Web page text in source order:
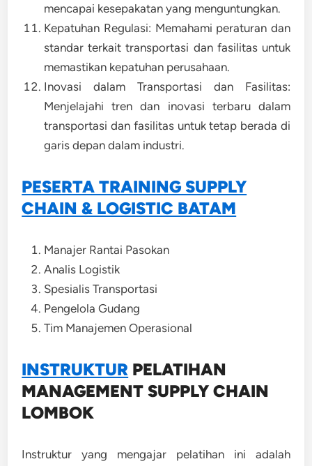
mencapai kesepakatan yang menguntungkan.
Kepatuhan Regulasi: Memahami peraturan dan
standar terkait transportasi dan fasilitas untuk
memastikan kepatuhan perusahaan.
Inovasi dalam Transportasi dan Fasilitas:
Menjelajahi tren dan inovasi terbaru dalam
transportasi dan fasilitas untuk tetap berada di
garis depan dalam industri.
PESERTA TRAINING SUPPLY
CHAIN & LOGISTIC BATAM
Manajer Rantai Pasokan
Analis Logistik
Spesialis Transportasi
Pengelola Gudang
Tim Manajemen Operasional
INSTRUKTUR PELATIHAN
MANAGEMENT SUPPLY CHAIN
LOMBOK
Instruktur yang mengajar pelatihan ini adalah